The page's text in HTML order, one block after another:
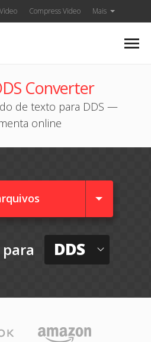
Compress Video Mais
Converter
de texto para DDS —
online
para DDS